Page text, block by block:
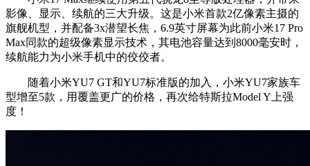
影像、显示、续航的三大升级。这是小米首款2亿像素主摄的
旗舰机型，并配备3x潜望长焦，6.9英寸屏幕为此前小米17 Pro
Max同款的超级像素显示技术，其电池容量达到8000毫安时，
续航能力为小米手机中的佼佼者。
随着小米YU7 GT和YU7标准版的加入，小米YU7家族车
型增至5款，用覆盖更广的价格，再次给特斯拉Model Y上强
度！